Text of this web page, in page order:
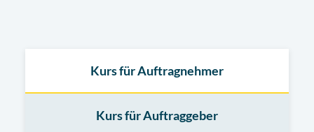
Kurs für Auftragnehmer
Kurs für Auftraggeber